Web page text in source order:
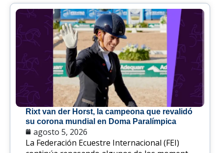
Rixt van der Horst, la campeona que revalidó
su corona mundial en Doma Paralímpica
agosto 5, 2026
La Federación Ecuestre Internacional (FEI)